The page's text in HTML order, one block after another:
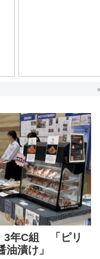
年C組 「ピリ
油漬け」